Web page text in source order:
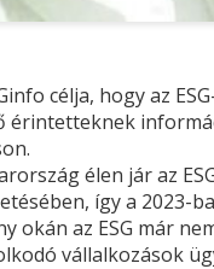
célja, hogy az
érintetteknek
élen jár az
így a 2023-
okán az ESG már
vállalkozások